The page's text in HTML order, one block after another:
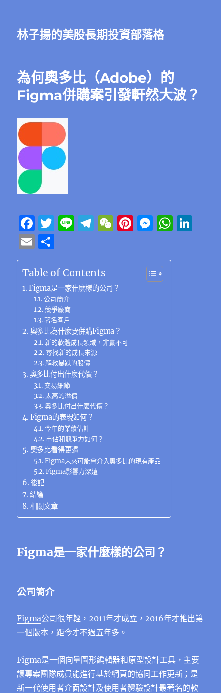
林子揚的美股長期投資部落格
為何奧多比（Adobe）的
Figma併購案引發軒然大波？
F
a
c
e
b
o
o
k
T
it
te
r
Li
e
T
e
g
r
W
C
at
Pi
te
re
st
M
ss
e
n
W
E
m
ai
l
享
Table of Contents
Figma是一家什麼樣的公司？
公司簡介
競爭廠商
著名客戶
奧多比為什麼要併購Figma？
新的軟體成長領域，非贏不可
尋找新的成長來源
解救暴跌的股價
奧多比付出什麼代價？
交易細節
太高的溢價
奧多比付出什麼代價？
Figma的表現如何？
今年的業績估計
市佔和競爭力如何？
奧多比看得更遠
Figma未來可能會介入奧多比的現有產品
Figma影響力深遠
後記
結論
相關文章
Figma是一家什麼樣的公司？
公司簡介
Figma公司很年輕，2011年才成立，2016年才推出第
一個版本，距今才不過五年多。
Figma是一個向量圖形編輯器和原型設計工具，主要
讓專案團隊成員能進行基於網頁的協同工作更新；是
新一代使用者介面設計及使用者體驗設計最著名的軟